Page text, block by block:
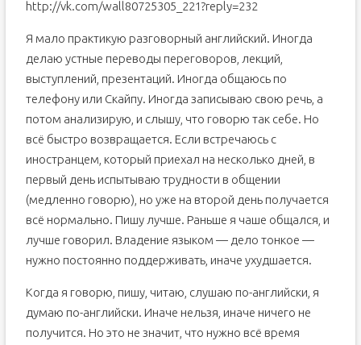
http://vk.com/wall80725305_221?reply=232
Я мало практикую разговорный английский. Иногда
делаю устные переводы переговоров, лекций,
выступлений, презентаций. Иногда общаюсь по
телефону или Скайпу. Иногда записываю свою речь, а
потом анализирую, и слышу, что говорю так себе. Но
всё быстро возвращается. Если встречаюсь с
иностранцем, который приехал на несколько дней, в
первый день испытываю трудности в общении
(медленно говорю), но уже на второй день получается
всё нормально. Пишу лучше. Раньше я чаше общался, и
лучше говорил. Владение языком — дело тонкое —
нужно постоянно поддерживать, иначе ухудшается.
Когда я говорю, пишу, читаю, слушаю по-английски, я
думаю по-английски. Иначе нельзя, иначе ничего не
получится. Но это не значит, что нужно всё время